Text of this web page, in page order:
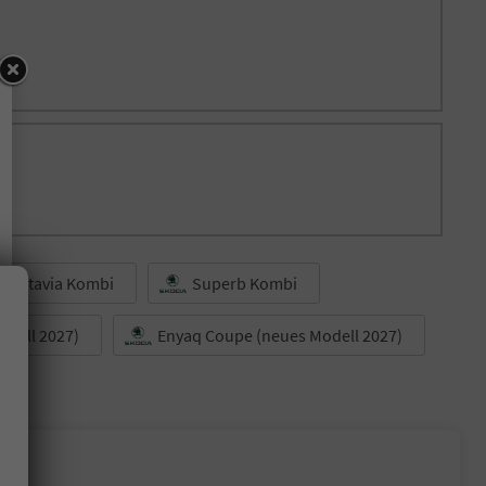
Octavia Kombi Superb Kombi
2027) Enyaq Coupe (neues Modell 2027)